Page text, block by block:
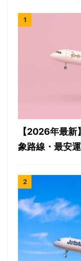
【2026年最
象路線・最安